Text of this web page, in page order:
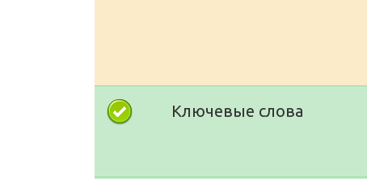
Ключевые слова